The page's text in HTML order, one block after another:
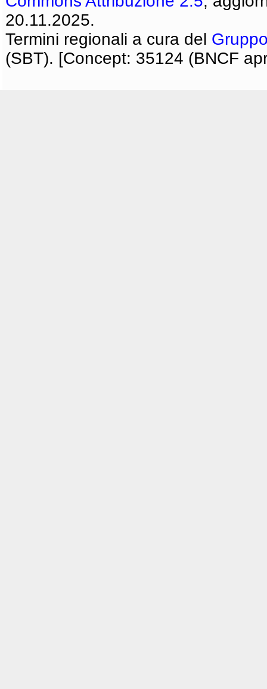
20.11.2025.
Termini regionali a cura del
(SBT). [Concept: 35124 (BNCF